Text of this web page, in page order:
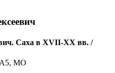
Саха в XVII-XX вв. /
А5, МО